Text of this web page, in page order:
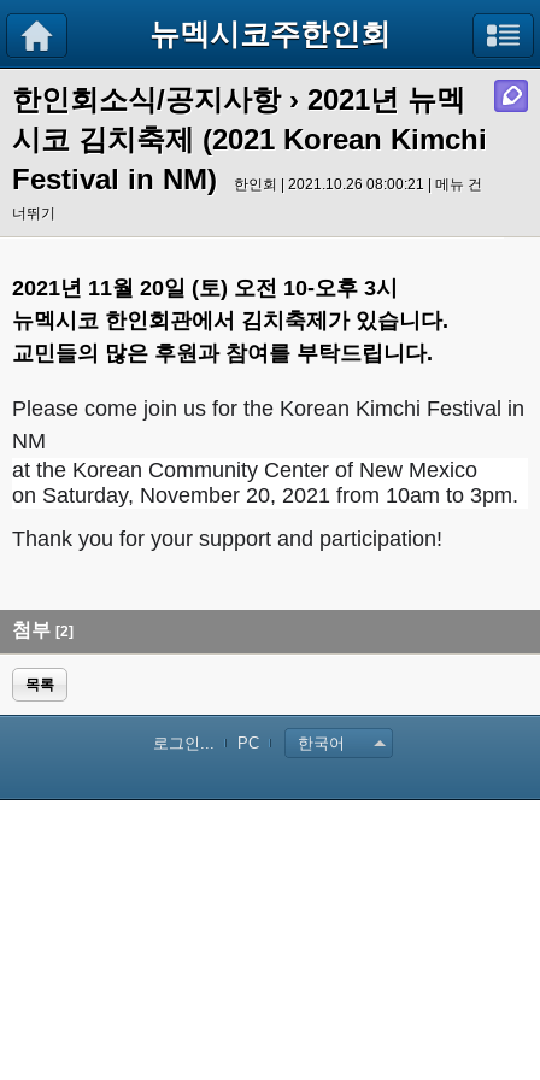
뉴멕시코주한인회
한인회소식/공지사항› 2021년 뉴멕
시코 김치축제 (2021 Korean Kimchi
Festival in NM)
한인회 | 2021.10.26 08:00:21 | 메뉴 건
너뛰기
2021년 11월 20일 (토) 오전 10-오후 3시
뉴멕시코 한인회관에서 김치축제가 있습니다.
교민들의 많은 후원과 참여를 부탁드립니다.
Please come join us for the Korean Kimchi Festival in
NM
at the Korean Community Center of New Mexico
on Saturday, November 20, 2021 from 10am to 3pm.
Thank you for your support and participation!
첨부 [2]
목록
로그인... PC 한국어